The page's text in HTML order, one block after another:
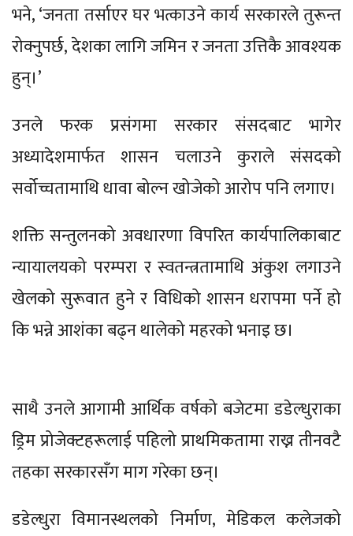
भने, ‘जनता तर्साएर घर भत्काउने कार्य सरकारले तुरून्त
रोक्नुपर्छ, देशका लागि जमिन र जनता उत्तिकै आवश्यक
हुन्।’
उनले फरक प्रसंगमा सरकार संसदबाट भागेर
अध्यादेशमार्फत शासन चलाउने कुराले संसदको
सर्वोच्चतामाथि धावा बोल्न खोजेको आरोप पनि लगाए।
शक्ति सन्तुलनको अवधारणा विपरित कार्यपालिकाबाट
न्यायालयको परम्परा र स्वतन्त्रतामाथि अंकुश लगाउने
खेलको सुरूवात हुने र विधिको शासन धरापमा पर्ने हो
कि भन्ने आशंका बढ्न थालेको महरको भनाइ छ।
साथै उनले आगामी आर्थिक वर्षको बजेटमा डडेल्धुराका
ड्रिम प्रोजेक्टहरूलाई पहिलो प्राथमिकतामा राख्न तीनवटै
तहका सरकारसँग माग गरेका छन्।
डडेल्धुरा विमानस्थलको निर्माण, मेडिकल कलेजको